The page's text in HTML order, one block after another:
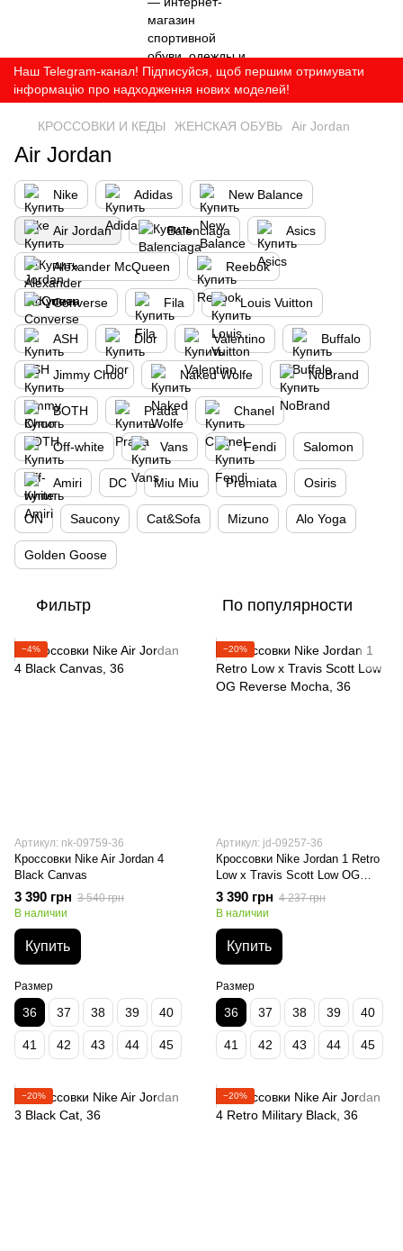
Наш Telegram-канал! Підписуйся, щоб першим отримувати
інформацію про надходження нових моделей!
КРОССОВКИ И КЕДЫ ЖЕНСКАЯ ОБУВЬ Air Jordan
Air Jordan
Nike Adidas New Balance
Air Jordan Balenciaga Asics
Alexander McQueen Reebok
Converse Fila Louis Vuitton
ASH Dior Valentino Buffalo
Jimmy Choo Naked Wolfe NoBrand
BOTH Prada Chanel
Off-white Vans Fendi Salomon
Amiri DC Miu Miu Premiata Osiris
ON Saucony Cat&Sofa Mizuno Alo Yoga
Golden Goose
Фильтр По популярности
−4%
Артикул: nk-09759-36
Кроссовки Nike Air Jordan 4
Black Canvas
3 390 грн 3 540 грн
В наличии
Купить
Размер
36 37 38 39 40
41 42 43 44 45
−20%
Артикул: jd-09257-36
Кроссовки Nike Jordan 1 Retro
Low x Travis Scott Low OG
Reverse Mocha
3 390 грн 4 237 грн
В наличии
Купить
Размер
36 37 38 39 40
41 42 43 44 45
−20% −20%